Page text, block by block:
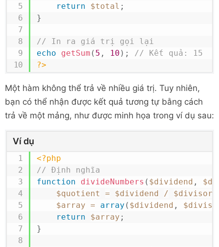
return
$total ;
}
// In ra giá trị gọi lại
echo
getSum ( 5 , 10 ) ;
// Kết quả: 15
?>
Một hàm không thể trả về nhiều giá trị. Tuy nhiên,
bạn có thể nhận được kết quả tương tự bằng cách
trả về một mảng, như được minh họa trong ví dụ sau:
Ví dụ
<?php
// Định nghĩa
function
divideNumbers ( $dividend ,
$quotient
= $dividend / $divisor
$array = array ( $dividend ,
return
$array ;
}